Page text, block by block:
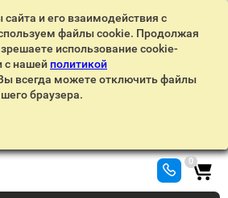
и его взаимодействия с
файлы cookie. Продолжая
использование cookie-
с нашей политикой
всегда можете отключить файлы
браузера.
0